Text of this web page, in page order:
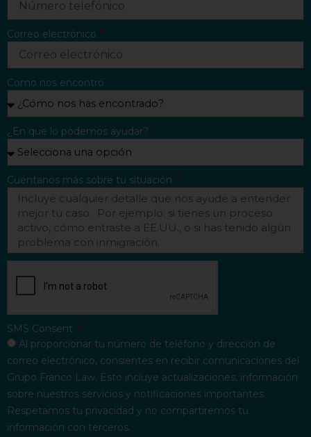
Correo electrónico
Como nos encontró
¿En que lo podemos ayudar?
Cuéntanos más sobre tu situación
SMS Consent
Al proporcionar tu número de teléfono y dirección de
correo electrónico, consientes en recibir comunicaciones del
Grupo Franco Law. Esto incluye actualizaciones, información
sobre nuestros servicios y notificaciones importantes.
Respetamos tu privacidad y no compartiremos tu
información con terceros.